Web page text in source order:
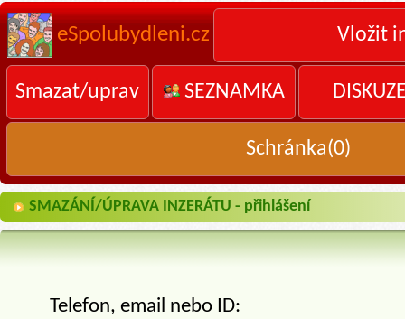
eSpolubydleni.cz Vložit
Smazat/uprav SEZNAMKA
Schránka(0)
SMAZÁNÍ/ÚPRAVA INZERÁTU - přihlášení
Telefon, email nebo ID: